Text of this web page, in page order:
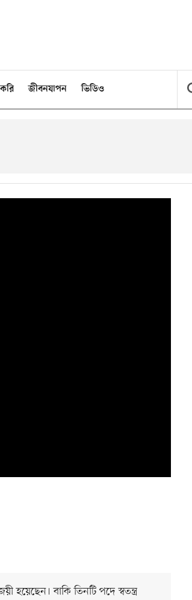
জীবনযাপন ভিডিও
হয়েছেন। বাকি তিনটি পদে স্বতন্ত্র